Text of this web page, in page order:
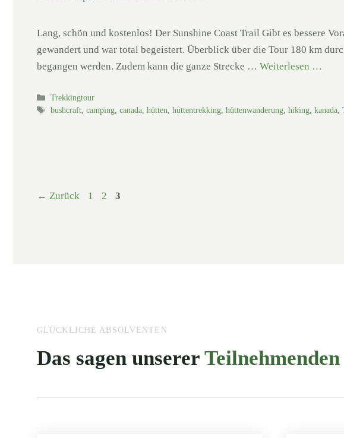
Lang, schön und kostenlos! Der Sunshine Coast Trail Gibt es bessere
gewandert und war total begeistert. Überblick über die Tour 180 km
begangen werden. Zudem kann die ganze Strecke … Weiterlesen …
Kategorien
Trekkingtour
Schlagwörter
bushcraft,camping,canada,hütten,hüttentrekking,hüttenwanderung,hiking,kanada,
← Zurück Seite
1 Seite
2 Seite
3
GLÜCKLICHE ABSOLVENTEN
Das sagen unserer Teilnehmenden